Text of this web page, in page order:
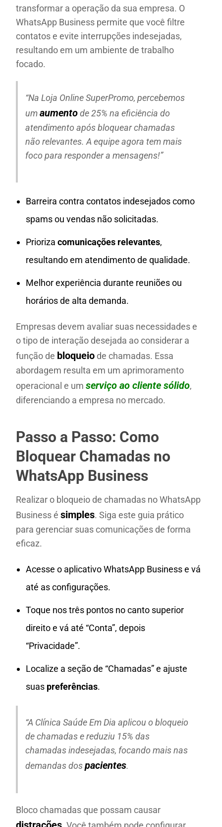
transformar a operação da sua empresa. O
WhatsApp Business permite que você filtre
contatos e evite interrupções indesejadas,
resultando em um ambiente de trabalho
focado.
“Na Loja Online SuperPromo, percebemos
umaumentode 25% na eficiência do
atendimento após bloquear chamadas
não relevantes. A equipe agora tem mais
foco para responder a mensagens!”
Barreira contra contatos indesejados como
spams ou vendas não solicitadas.
Priorizacomunicações relevantes,
resultando em atendimento de qualidade.
Melhor experiência durante reuniões ou
horários de alta demanda.
Empresas devem avaliar suas necessidades e
o tipo de interação desejada ao considerar a
função de bloqueio de chamadas. Essa
abordagem resulta em um aprimoramento
operacional e umserviço ao cliente sólido,
diferenciando a empresa no mercado.
Passo a Passo: Como
Bloquear Chamadas no
WhatsApp Business
Realizar o bloqueio de chamadas no WhatsApp
Business ésimples. Siga este guia prático
para gerenciar suas comunicações de forma
eficaz.
Acesse o aplicativo WhatsApp Business e vá
até as configurações.
Toque nos três pontos no canto superior
direito e vá até “Conta”, depois
“Privacidade”.
Localize a seção de “Chamadas” e ajuste
suas preferências.
“A Clínica Saúde Em Dia aplicou o bloqueio
de chamadas e reduziu 15% das
chamadas indesejadas, focando mais nas
demandas dospacientes.
Bloco chamadas que possam causar